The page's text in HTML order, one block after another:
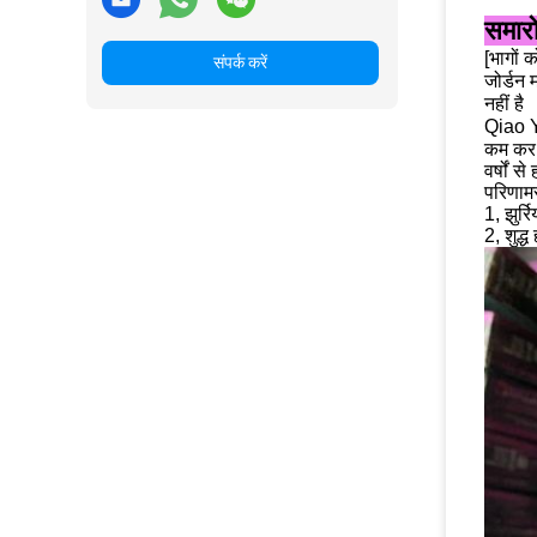
संपर्क करें
[भागों
जोर्डन
नहीं है
Qiao
कम कर
वर्षों
1,
2, शुद्ध